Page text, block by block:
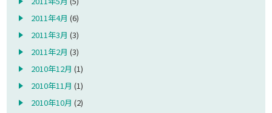
2011年4月 (6)
2011年3月 (3)
2011年2月 (3)
2010年12月 (1)
2010年11月 (1)
2010年10月 (2)